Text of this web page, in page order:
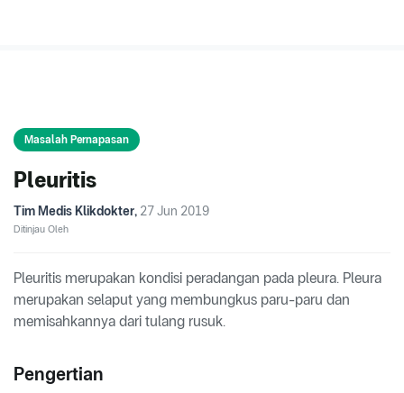
Masalah Pernapasan
Pleuritis
Tim Medis Klikdokter, 27 Jun 2019
Ditinjau Oleh
Pleuritis merupakan kondisi peradangan pada pleura. Pleura
merupakan selaput yang membungkus paru-paru dan
memisahkannya dari tulang rusuk.
Pengertian